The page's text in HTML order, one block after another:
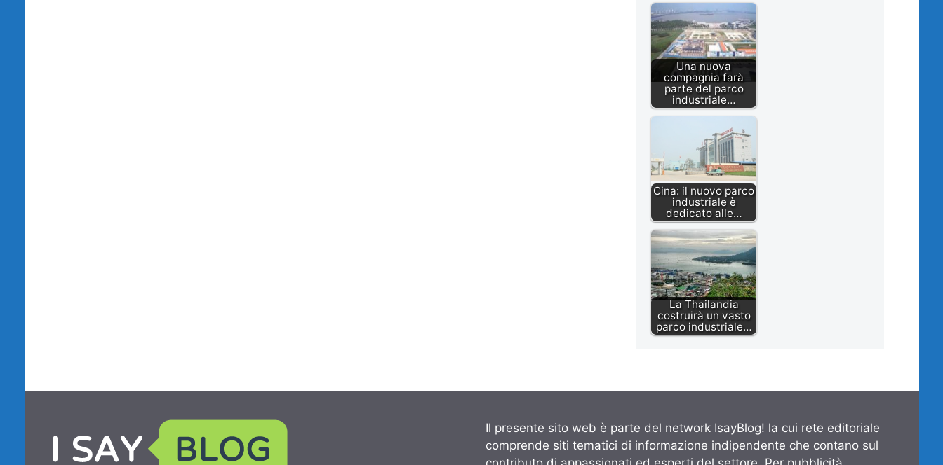
Una nuova
compagnia farà
parte del parco
industriale…
Cina: il nuovo parco
industriale è
dedicato alle…
La Thailandia
costruirà un vasto
parco industriale…
Il presente sito web è parte del network IsayBlog! la cui rete editoriale
comprende siti tematici di informazione indipendente che contano sul